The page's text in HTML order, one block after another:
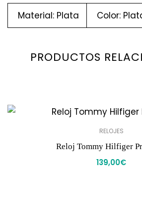
Material: Plata Color:
PRODUCTOS
RELOJES
Reloj Tommy Hilfiger
139,00€